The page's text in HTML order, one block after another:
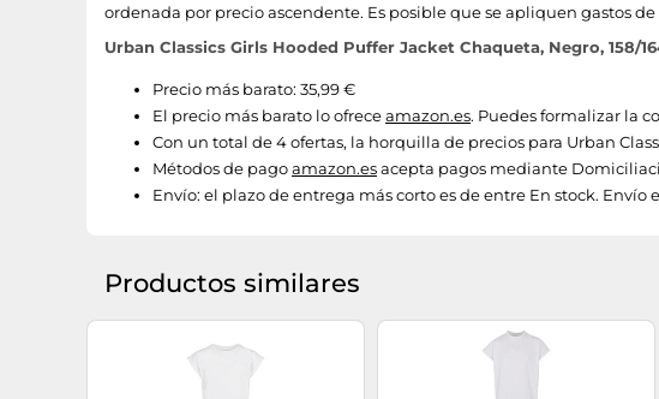
ordenada por precio ascendente. Es posible que se apliquen gastos
Urban Classics Girls Hooded Puffer Jacket Chaqueta, Negro, 158/
Precio más barato: 35,99 €
El precio más barato lo ofreceamazon.es. Puedes formalizar la
Con un total de 4 ofertas, la horquilla de precios para Urban
Métodos de pagoamazon.esacepta pagos mediante
Envío: el plazo de entrega más corto es de entre En stock.
Productos similares